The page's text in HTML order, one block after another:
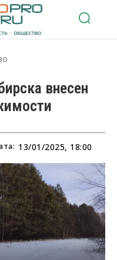
внесен
13/01/2025, 18:00